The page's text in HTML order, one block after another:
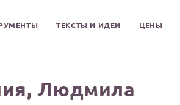
ТЕКСТЫ И ИДЕИ ЦЕНЫ
Людмила